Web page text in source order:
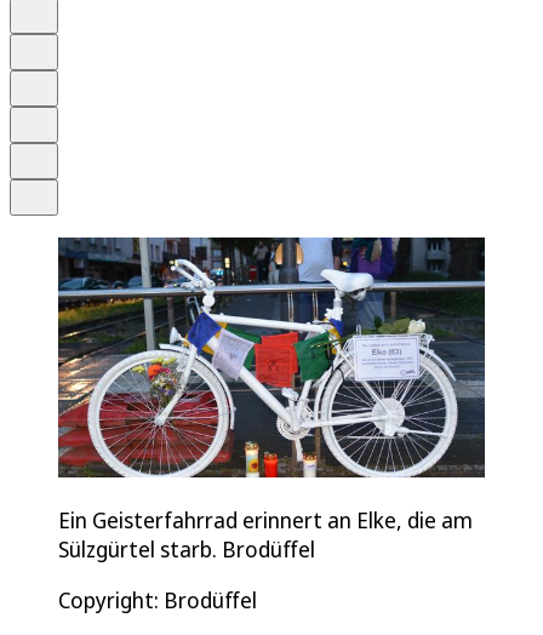
Ein Geisterfahrrad erinnert an Elke, die am
Sülzgürtel starb. Brodüffel
Copyright: Brodüffel